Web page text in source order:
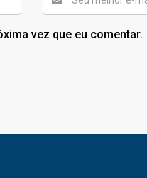
vez que eu comentar.